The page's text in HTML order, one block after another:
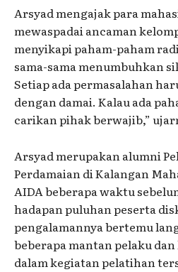
Arsyad mengajak para
mewaspadai ancaman
menyikapi paham-paham
sama-sama menumbuhkan
Setiap ada permasalahan
dengan damai. Kalau ada
carikan pihak berwajib,”
Arsyad merupakan alumni
Perdamaian di Kalangan
AIDA beberapa waktu
hadapan puluhan peserta
pengalamannya bertemu
beberapa mantan pelaku
dalam kegiatan pelatihan